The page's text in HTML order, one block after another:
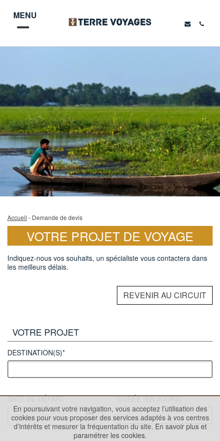
MENU
Accueil - Demande de devis
VOTRE PROJET DE VOYAGE
Indiquez-nous vos souhaits, un spécialiste vous contactera dans
les meilleurs délais.
REVENIR AU CIRCUIT
VOTRE PROJET
DESTINATION(S)*
DATE DE DÉPART
DURÉE (EN JOURS)
En poursuivant votre navigation, vous acceptez l’utilisation des
cookies pour vous proposer des services adaptés à vos centres
d’intérêts et mesurer la fréquentation du site. En savoir plus et
paramétrer les cookies.